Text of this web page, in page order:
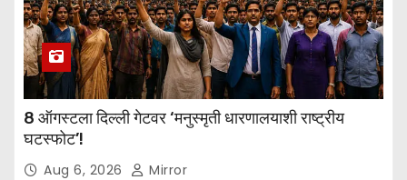
8 ऑगस्टला दिल्ली गेटवर ‘मनुस्मृती धारणालयाशी राष्ट्रीय
घटस्फोट’!
Aug 6, 2026 Mirror